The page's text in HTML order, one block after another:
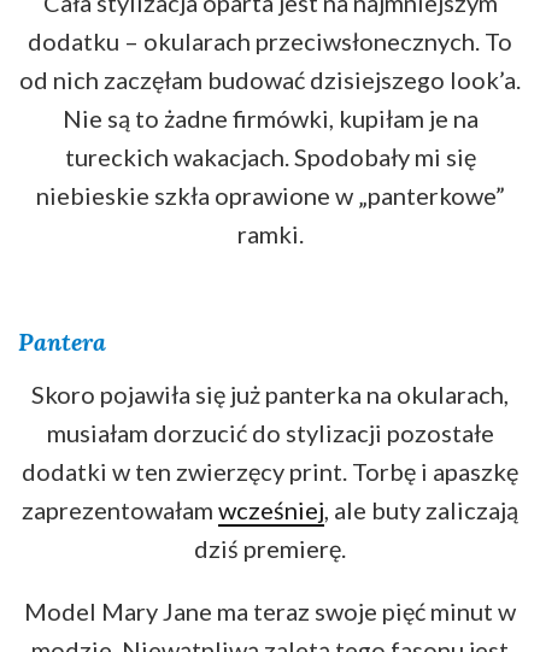
dodatku – okularach przeciwsłonecznych. To
od nich zaczęłam budować dzisiejszego look’a.
Nie są to żadne firmówki, kupiłam je na
tureckich wakacjach. Spodobały mi się
niebieskie szkła oprawione w „panterkowe”
ramki.
Pantera
Skoro pojawiła się już panterka na okularach,
musiałam dorzucić do stylizacji pozostałe
dodatki w ten zwierzęcy print. Torbę i apaszkę
zaprezentowałam wcześniej, ale buty zaliczają
dziś premierę.
Model Mary Jane ma teraz swoje pięć minut w